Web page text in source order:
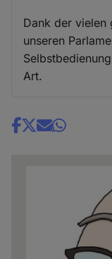
Dank der vielen
unseren
Art.
Share